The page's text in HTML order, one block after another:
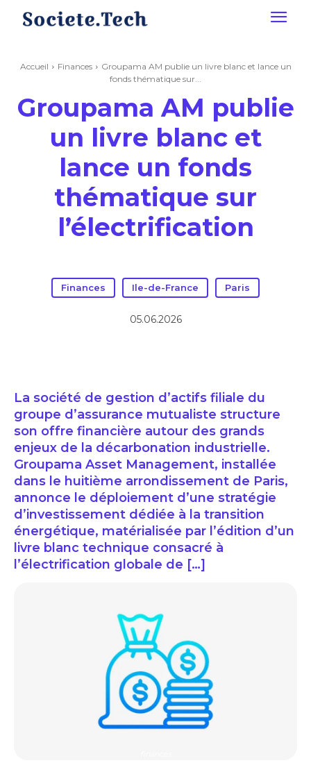
Accueil Finances
Groupama AM publie un livre blanc et lance un
fonds thématique sur...
Groupama AM publie
un livre blanc et
lance un fonds
thématique sur
l’électrification
Finances Ile-de-France Paris
05.06.2026
La société de gestion d’actifs filiale du
groupe d’assurance mutualiste structure
son offre financière autour des grands
enjeux de la décarbonation industrielle.
Groupama Asset Management, installée
dans le huitième arrondissement de Paris,
annonce le déploiement d’une stratégie
d’investissement dédiée à la transition
énergétique, matérialisée par l’édition d’un
livre blanc technique consacré à
l’électrification globale de […]